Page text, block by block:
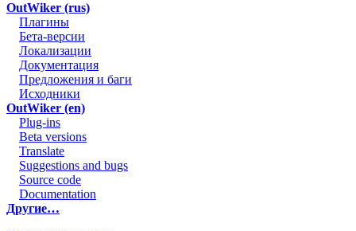
OutWiker (rus)
Плагины
Бета-версии
Локализации
Документация
Предложения и баги
Исходники
OutWiker (en)
Plug-ins
Beta versions
Translate
Suggestions and bugs
Source code
Documentation
Другие…